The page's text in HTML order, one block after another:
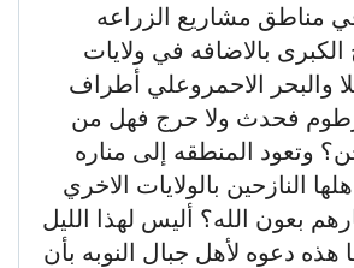
مناطق مشاريع الزراعه
الكبرى بالاضافه في ولايات
والبحر الاحمروعلي أطراف
فحدث ولا حرج فهل من
وتعود المنطقه إلى مناره
النازحين بالولايات الاخري
بعون الله؟ أليس لهذا الليل
هذه دعوه لأهل جبال النوبه بأن